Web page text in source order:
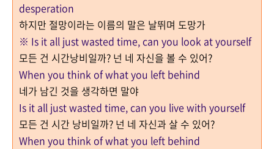
desperation
하지만 절망이라는 이름의 말은 날뛰며 도망가
※ Is it all just wasted time, can you look at yourself
모든 건 시간낭비일까? 넌 네 자신을 볼 수 있어?
When you think of what you left behind
네가 남긴 것을 생각하면 말야
Is it all just wasted time, can you live with yourself
모든 건 시간 낭비일까? 넌 네 자신과 살 수 있어?
When you think of what you left behind